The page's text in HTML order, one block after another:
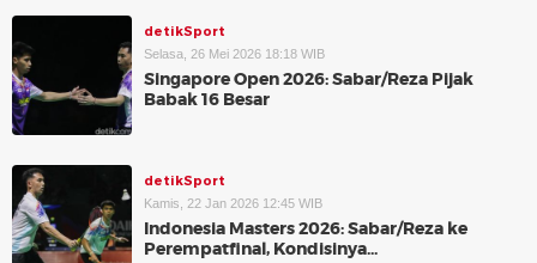
detikSport
Selasa, 26 Mei 2026 18:18 WIB
Singapore Open 2026: Sabar/Reza Pijak
Babak 16 Besar
detikSport
Kamis, 22 Jan 2026 12:45 WIB
Indonesia Masters 2026: Sabar/Reza ke
Perempatfinal, Kondisinya...